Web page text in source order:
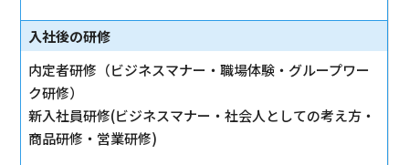
入社後の研修
内定者研修（ビジネスマナー・職場体験・グループワー
ク研修）
新入社員研修(ビジネスマナー・社会人としての考え方・
商品研修・営業研修)